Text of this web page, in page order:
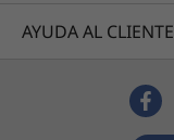
AYUDA AL CLIENTE